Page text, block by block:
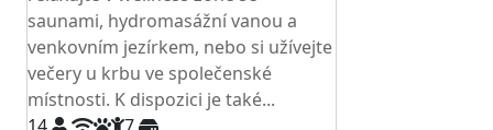
saunami, hydromasážní vanou a
venkovním jezírkem, nebo si užívejte
večery u krbu ve společenské
místnosti. K dispozici je také...